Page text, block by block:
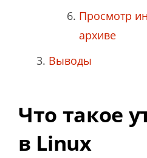
Просмотр
архиве
Выводы
Что такое
в Linux